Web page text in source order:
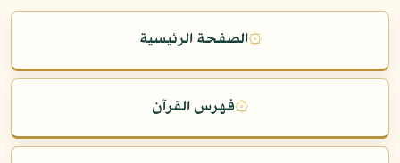
۞الصفحة الرئيسية
۞فهرس القرآن